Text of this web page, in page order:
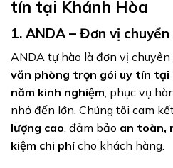
tín tại Khánh Hòa
1. ANDA – Đơn vị
ANDA tự hào là đơn vị chuyên
văn phòng trọn gói uy tín tại
năm kinh nghiệm, phục vụ
nhỏ đến lớn. Chúng tôi cam
lượng cao, đảm bảo an toàn,
kiệm chi phícho khách hàng.